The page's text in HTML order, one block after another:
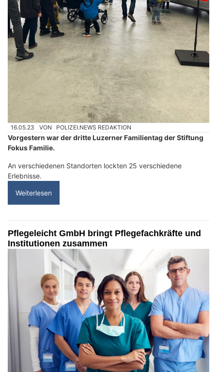
16.05.23 VON POLIZEI.NEWS REDAKTION
Vorgestern war der dritte Luzerner Familientag der Stiftung
Fokus Familie.
An verschiedenen Standorten lockten 25 verschiedene
Erlebnisse.
Weiterlesen
Pflegeleicht GmbH bringt Pflegefachkräfte und
Institutionen zusammen